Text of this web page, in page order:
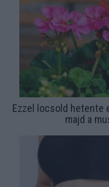
Ezzel locsold hetente
majd a